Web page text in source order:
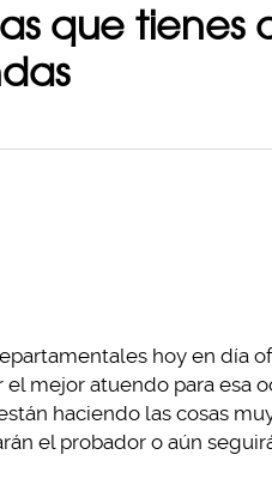
que
hoy en día
mejor atuendo para esa
haciendo las cosas
el probador o aún